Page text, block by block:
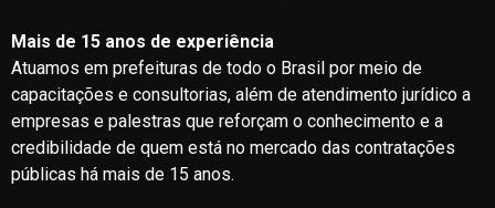
Mais de 15 anos de experiência
Atuamos em prefeituras de todo o Brasil por meio de
capacitações e consultorias, além de atendimento jurídico a
empresas e palestras que reforçam o conhecimento e a
credibilidade de quem está no mercado das contratações
públicas há mais de 15 anos.